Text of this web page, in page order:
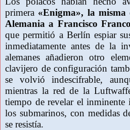
primera «Enigma», la
Alemania a Francisco
que permitió a Berlín espiar
inmediatamente antes de la
alemanes añadieron otro
clavijero de configuración
se volvió indescifrable,
mientras la red de la
tiempo de revelar el
los submarinos, con medidas
se resistía.